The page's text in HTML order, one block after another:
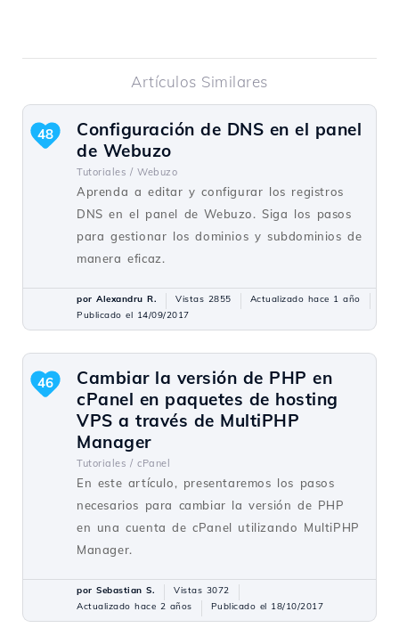
Artículos Similares
Configuración de DNS en el panel
de Webuzo
Tutoriales / Webuzo
Aprenda a editar y configurar los registros
DNS en el panel de Webuzo. Siga los pasos
para gestionar los dominios y subdominios de
manera eficaz.
48
por Alexandru R. Vistas 2855
Actualizado hace 1 año
Publicado el 14/09/2017
Cambiar la versión de PHP en
cPanel en paquetes de hosting
VPS a través de MultiPHP
Manager
Tutoriales / cPanel
En este artículo, presentaremos los pasos
necesarios para cambiar la versión de PHP
en una cuenta de cPanel utilizando MultiPHP
Manager.
46
por Sebastian S.
Vistas 3072
Actualizado hace 2 años
Publicado el 18/10/2017